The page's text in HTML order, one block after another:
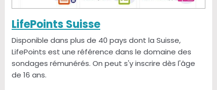
LifePoints Suisse
Disponible dans plus de 40 pays dont la Suisse,
LifePoints est une référence dans le domaine des
sondages rémunérés. On peut s'y inscrire dès l'âge
de 16 ans.